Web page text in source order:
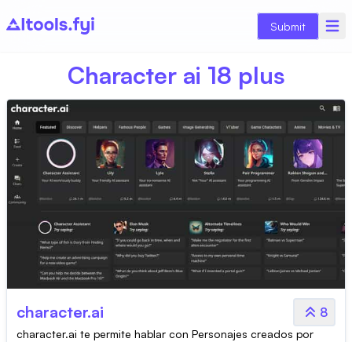
Submit
Character ai 18 plus
character.ai 8
character.ai te permite hablar con Personajes creados por